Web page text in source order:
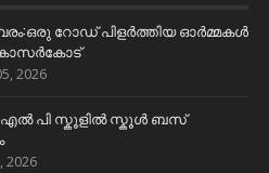
റോഡ് പിളർത്തിയ ഓർമ്മകൾ
കാസർകോട്
2026
എൽ പി സ്കൂളിൽ സ്കൂൾ ബസ്
2026